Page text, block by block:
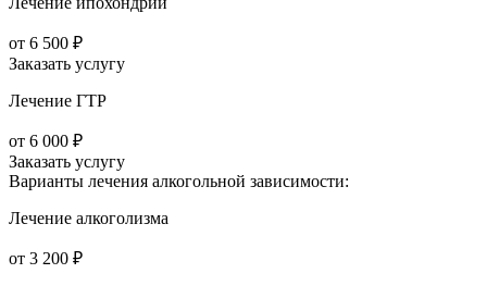
от 6 500 ₽
Заказать услугу
Лечение ГТР
от 6 000 ₽
Заказать услугу
Варианты лечения алкогольной зависимости:
Лечение алкоголизма
от 3 200 ₽